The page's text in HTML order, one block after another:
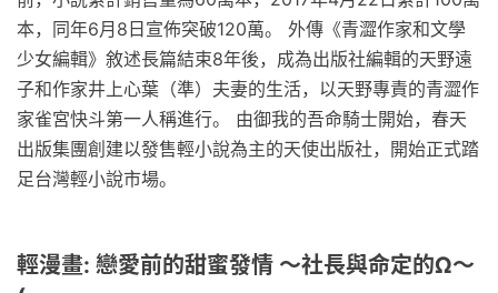
本，同年6月8日宣佈突破120萬。 外傳《青澀作家和文學
少女編輯》敘述長篇結束8年後，成為出版社編輯的天野遠
子和作家井上心葉（準）夫妻的生活，以天野專責的青澀作
家雀宮快斗第一人稱進行。 由御我的吾命騎士開始，春天
出版集團創建以發售輕小說為主的天使出版社，開始正式踏
足台灣輕小說市場。
輕漫畫: 戀愛前的甜蜜發情 ～社長與命定的Ω～